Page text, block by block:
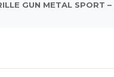
GUN METAL SPORT